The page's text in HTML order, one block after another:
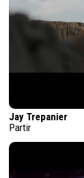
Jay Trepanier
Partir